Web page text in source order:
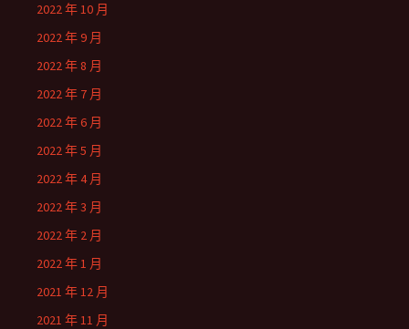
2022 年 10 月
2022 年 9 月
2022 年 8 月
2022 年 7 月
2022 年 6 月
2022 年 5 月
2022 年 4 月
2022 年 3 月
2022 年 2 月
2022 年 1 月
2021 年 12 月
2021 年 11 月